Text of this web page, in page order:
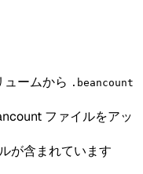
ームから .beancount
ファイルをアッ
が含まれています